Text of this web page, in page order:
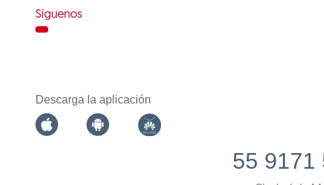
Síguenos
Descarga la aplicación
55 9171